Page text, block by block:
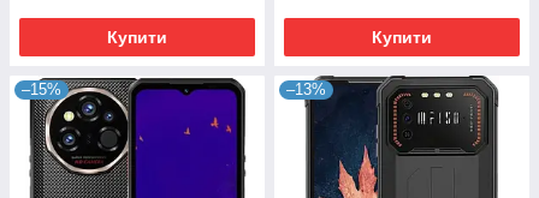
Купити Купити
–15% –13%